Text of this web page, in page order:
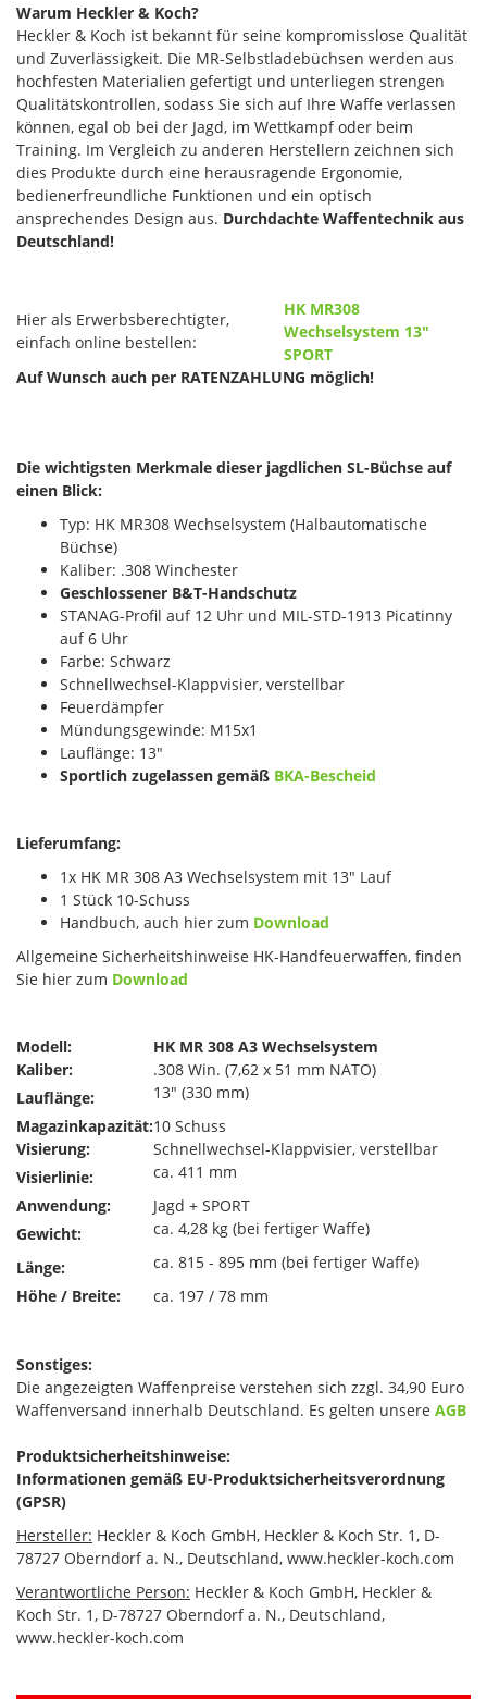
Warum Heckler & Koch?
Heckler & Koch ist bekannt für seine kompromisslose Qualität
und Zuverlässigkeit. Die MR-Selbstladebüchsen werden aus
hochfesten Materialien gefertigt und unterliegen strengen
Qualitätskontrollen, sodass Sie sich auf Ihre Waffe verlassen
können, egal ob bei der Jagd, im Wettkampf oder beim
Training. Im Vergleich zu anderen Herstellern zeichnen sich
dies Produkte durch eine herausragende Ergonomie,
bedienerfreundliche Funktionen und ein optisch
ansprechendes Design aus. Durchdachte Waffentechnik aus
Deutschland!
Hier als Erwerbsberechtigter,
einfach online bestellen:
HK MR308
Wechselsystem 13"
SPORT
Auf Wunsch auch per RATENZAHLUNG möglich!
Die wichtigsten Merkmale dieser jagdlichen SL-Büchse auf
einen Blick:
Typ: HK MR308 Wechselsystem (Halbautomatische
Büchse)
Kaliber: .308 Winchester
Geschlossener B&T-Handschutz
STANAG-Profil auf 12 Uhr und MIL-STD-1913 Picatinny
auf 6 Uhr
Farbe: Schwarz
Schnellwechsel-Klappvisier, verstellbar
Feuerdämpfer
Mündungsgewinde: M15x1
Lauflänge: 13"
Sportlich zugelassen gemäß BKA-Bescheid
Lieferumfang:
1x HK MR 308 A3 Wechselsystem mit 13" Lauf
1 Stück 10-Schuss
Handbuch, auch hier zum Download
Allgemeine Sicherheitshinweise HK-Handfeuerwaffen, finden
Sie hier zum Download
Modell:
HK MR 308 A3 Wechselsystem
Kaliber:
.308 Win. (7,62 x 51 mm NATO)
Lauflänge:
13" (330 mm)
Magazinkapazität:10 Schuss
Visierung:
Schnellwechsel-Klappvisier, verstellbar
Visierlinie:
ca. 411 mm
Anwendung:
Jagd + SPORT
Gewicht:
ca. 4,28 kg (bei fertiger Waffe)
Länge:
ca. 815 - 895 mm (bei fertiger Waffe)
Höhe / Breite:
ca. 197 / 78 mm
Sonstiges:
Die angezeigten Waffenpreise verstehen sich zzgl. 34,90 Euro
Waffenversand innerhalb Deutschland. Es gelten unsere AGB
Produktsicherheitshinweise:
Informationen gemäß EU-Produktsicherheitsverordnung
(GPSR)
Hersteller: Heckler & Koch GmbH, Heckler & Koch Str. 1, D-
78727 Oberndorf a. N., Deutschland, www.heckler-koch.com
Verantwortliche Person: Heckler & Koch GmbH, Heckler &
Koch Str. 1, D-78727 Oberndorf a. N., Deutschland,
www.heckler-koch.com